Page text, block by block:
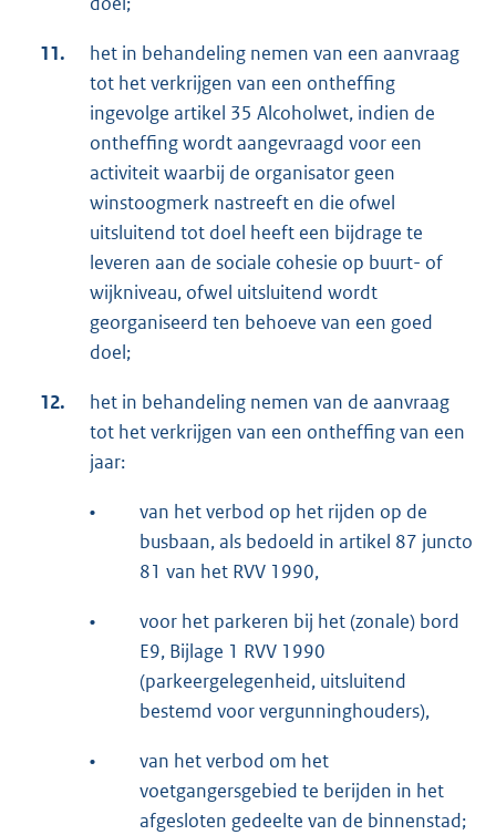
11.
het in behandeling nemen van een aanvraag
tot het verkrijgen van een ontheffing
ingevolge artikel 35 Alcoholwet, indien de
ontheffing wordt aangevraagd voor een
activiteit waarbij de organisator geen
winstoogmerk nastreeft en die ofwel
uitsluitend tot doel heeft een bijdrage te
leveren aan de sociale cohesie op buurt- of
wijkniveau, ofwel uitsluitend wordt
georganiseerd ten behoeve van een goed
doel;
12.
het in behandeling nemen van de aanvraag
tot het verkrijgen van een ontheffing van een
jaar:
•
van het verbod op het rijden op de
busbaan, als bedoeld in artikel 87 juncto
81 van het RVV 1990,
•
voor het parkeren bij het (zonale) bord
E9, Bijlage 1 RVV 1990
(parkeergelegenheid, uitsluitend
bestemd voor vergunninghouders),
•
van het verbod om het
voetgangersgebied te berijden in het
afgesloten gedeelte van de binnenstad;